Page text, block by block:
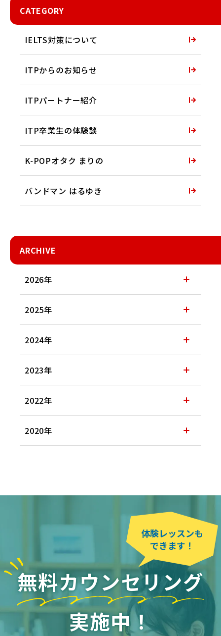
CATEGORY
IELTS対策について
ITPからのお知らせ
ITPパートナー紹介
ITP卒業生の体験談
K-POPオタク まりの
バンドマン はるゆき
ARCHIVE
2026年
2025年
2024年
2023年
2022年
2020年
無料カウンセリング
実施中！
体験レッスンも
できます！